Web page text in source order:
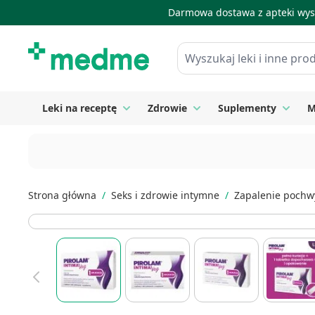
Darmowa dostawa z apteki
Wyszukaj leki i inne produkty
Leki na receptę Toggle submenu for Leki na receptę
Zdrowie Toggle submenu for
Suplementy
Strona główna / Seks i zdrowie intymne / Zapalenie